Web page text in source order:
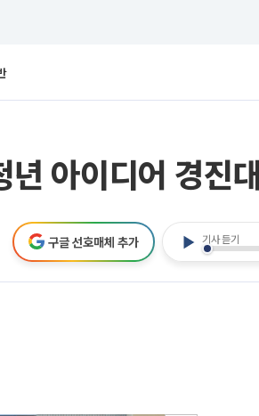
아이디어 경진
기사 듣기
구글 선호매체 추가